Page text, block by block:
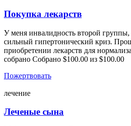
Покупка лекарств
У меня инвалидность второй
сильный гипертонический криз.
приобретении лекарств для
собрано Собрано $100.00 из $100.00
Пожертвовать
лечение
Леченые сына